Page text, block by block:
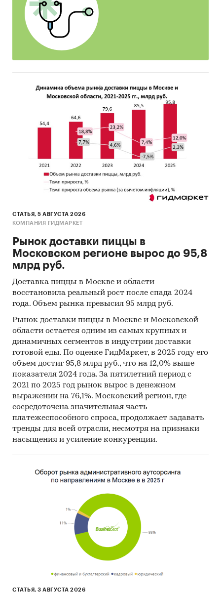
уровень расходов на данные услуги,
уровень потенциальных расходов на них -
максимально приемлемая цена;
факторы выбора салона красоты,
процедур, а также решен ряд других
Респондентами опроса стали пользователи
Интернета в возрасте 18-58 лет (были
опрошены примерно равные доли
респондентов каждого пола).
География исследования: Москва, Санкт-
Петербург.
Результаты опроса распространяются на
интернет-пользователей Москвы и Санкт-
Петербурга в целом и внутри каждого из
исследуемых городов в частности.
Среди основных преимуществ онлайн-опроса
следует выделить охват социально активной и
образованной аудитории. Представители
потребителей товаров и услуг среднеценового
уровня и, как правило, выступают
референтными лицами ("лидерами мнений")
для своей семьи, коллег и знакомых.
Исследование проведено в сентябре-октябре
Объем отчета - 100 стр. Отчет содержит 44
таблиц и 62 диаграммы.
Язык отчета - русский.
Категории: Потребительские услуги / Салоны
/ Центральный федеральный округ
СТАТЬЯ, 5 АВГУСТА 2026
КОМПАНИЯ ГИДМАРКЕТ
Рынок доставки пиццы в
Московском регионе вырос до 95,8
млрд руб.
Доставка пиццы в Москве и области
восстановила реальный рост после спада 2024
года. Объем рынка превысил 95 млрд руб.
Рынок доставки пиццы в Москве и Московской
области остается одним из самых крупных и
динамичных сегментов в индустрии доставки
готовой еды. По оценке ГидМаркет, в 2025 году его
объем достиг 95,8 млрд руб., что на 12,0% выше
показателя 2024 года. За пятилетний период с
2021 по 2025 год рынок вырос в денежном
выражении на 76,1%. Московский регион, где
сосредоточена значительная часть
платежеспособного спроса, продолжает задавать
тренды для всей отрасли, несмотря на признаки
насыщения и усиление конкуренции.
СТАТЬЯ, 3 АВГУСТА 2026